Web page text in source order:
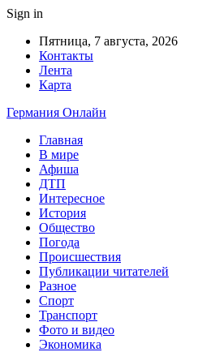
Sign in
Пятница, 7 августа, 2026
Контакты
Лента
Карта
Германия Онлайн
Главная
В мире
Афиша
ДТП
Интересное
История
Общество
Погода
Происшествия
Публикации читателей
Разное
Спорт
Транспорт
Фото и видео
Экономика